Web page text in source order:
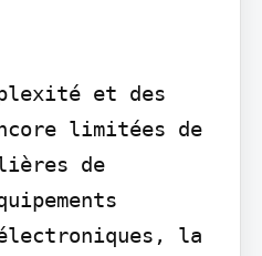
et des
limitées de
de
la